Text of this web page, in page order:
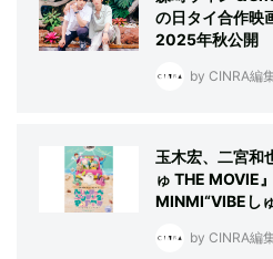
の日タイ合作映
2025年秋公開
by CINRA編
玉木宏、二宮和
ゅ THE MOVIE
MINMI“VIBEし
by CINRA編